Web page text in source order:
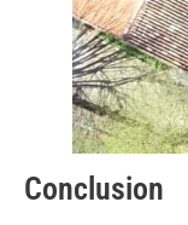
Conclusion